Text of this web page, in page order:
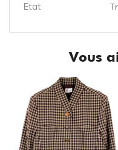
Etat
Vous